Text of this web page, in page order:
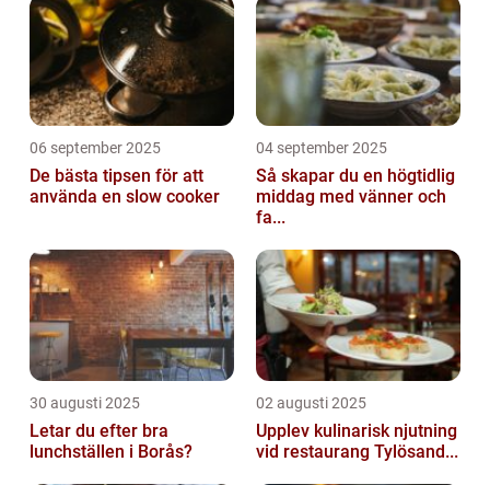
06 september 2025
De bästa tipsen för att
använda en slow cooker
04 september 2025
Så skapar du en högtidlig
middag med vänner och
fa...
30 augusti 2025
Letar du efter bra
lunchställen i Borås?
02 augusti 2025
Upplev kulinarisk njutning
vid restaurang Tylösand...